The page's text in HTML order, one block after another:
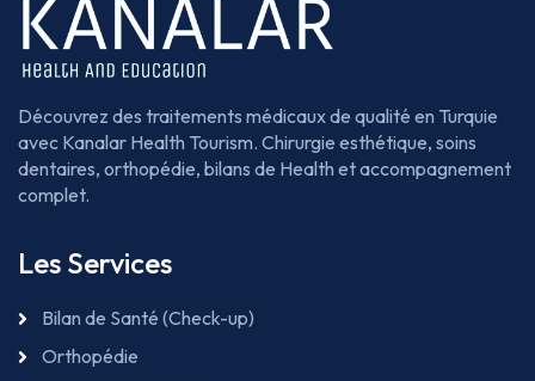
Découvrez des traitements médicaux de qualité en Turquie
avec Kanalar Health Tourism. Chirurgie esthétique, soins
dentaires, orthopédie, bilans de Health et accompagnement
complet.
Les Services
Bilan de Santé (Check-up)
Orthopédie